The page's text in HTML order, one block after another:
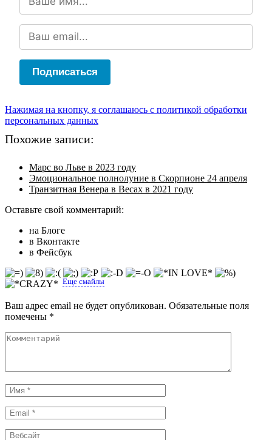
Подписаться
Нажимая на кнопку, я соглашаюсь с политикой обработки
персональных данных
Похожие записи:
Марс во Льве в 2023 году
Эмоциональное полнолуние в Скорпионе 24 апреля
Транзитная Венера в Весах в 2021 году
Оставьте свой комментарий:
на Блоге
в Вконтакте
в Фейсбук
Еще смайлы
Ваш адрес email не будет опубликован. Обязательные поля
помечены *
Комментарий
Имя
*
Email
*
Вебсайт